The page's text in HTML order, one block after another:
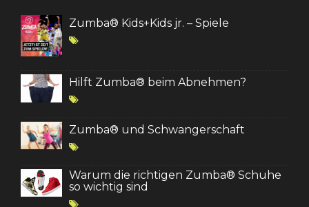
Zumba® Kids+Kids jr. – Spiele
Hilft Zumba® beim Abnehmen?
Zumba® und Schwangerschaft
Warum die richtigen Zumba® Schuhe
so wichtig sind